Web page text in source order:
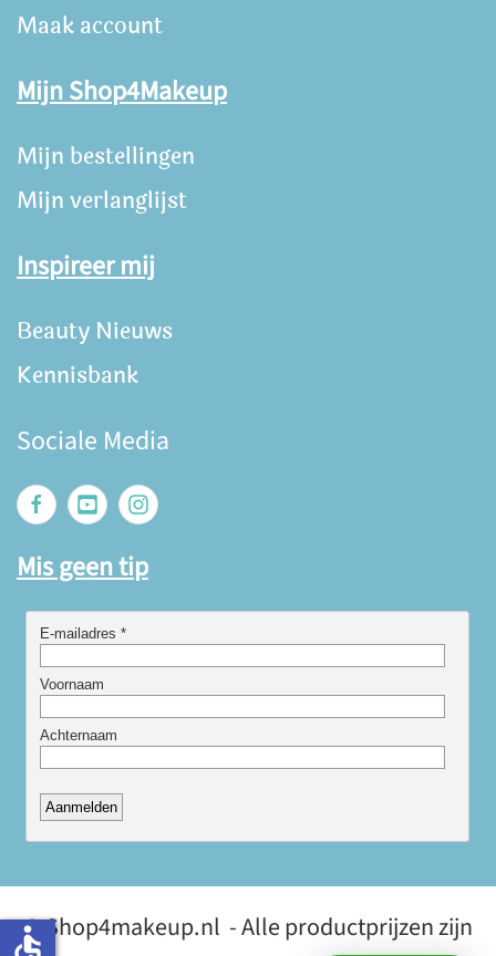
Maak account
Mijn Shop4Makeup
Mijn bestellingen
Mijn verlanglijst
Inspireer mij
Beauty Nieuws
Kennisbank
Sociale Media
Mis geen tip
© Shop4makeup.nl - Alle productprijzen zijn
accessible